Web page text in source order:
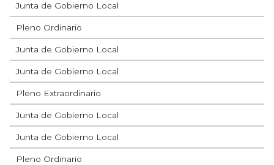
Junta de Gobierno Local
Pleno Ordinario
Junta de Gobierno Local
Junta de Gobierno Local
Pleno Extraordinario
Junta de Gobierno Local
Junta de Gobierno Local
Pleno Ordinario